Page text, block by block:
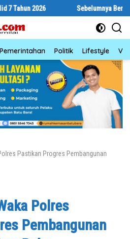
Sebelumnya Berlantaikan
Pemerintahan Politik Lifestyle
Pastikan Progres Pembangunan
Polres
Pembangunan